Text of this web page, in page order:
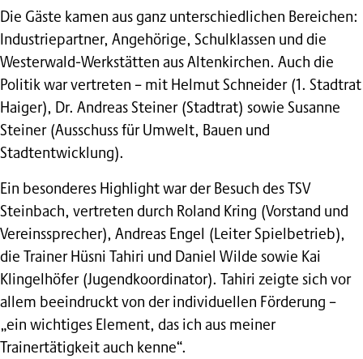
Die Gäste kamen aus ganz unterschiedlichen Bereichen:
Industriepartner, Angehörige, Schulklassen und die
Westerwald-Werkstätten aus Altenkirchen. Auch die
Politik war vertreten – mit Helmut Schneider (1. Stadtrat
Haiger), Dr. Andreas Steiner (Stadtrat) sowie Susanne
Steiner (Ausschuss für Umwelt, Bauen und
Stadtentwicklung).
Ein besonderes Highlight war der Besuch des TSV
Steinbach, vertreten durch Roland Kring (Vorstand und
Vereinssprecher), Andreas Engel (Leiter Spielbetrieb),
die Trainer Hüsni Tahiri und Daniel Wilde sowie Kai
Klingelhöfer (Jugendkoordinator). Tahiri zeigte sich vor
allem beeindruckt von der individuellen Förderung –
„ein wichtiges Element, das ich aus meiner
Trainertätigkeit auch kenne“.